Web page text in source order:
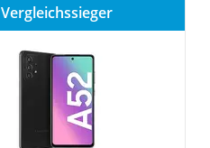
Vergleichssieger